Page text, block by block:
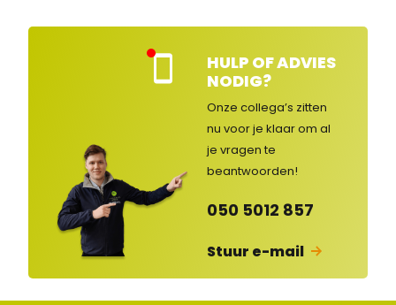
nte
en
HULP OF ADVIES
NODIG?
Onze collega’s zitten
nu voor je klaar om al
je vragen te
beantwoorden!
050 5012 857
Stuur e-mail